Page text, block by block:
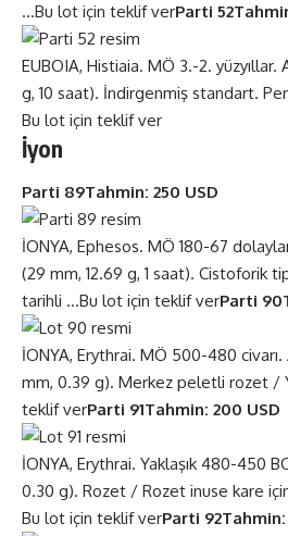
…Bu lot için teklif verParti 52
EUBOIA, Histiaia. MÖ 3.-2. yüzyıllar.
g, 10 saat). İndirgenmiş standart.
Bu lot için teklif ver
İyon
Parti 89Tahmin: 250 USD
İONYA, Ephesos. MÖ 180-67
(29 mm, 12.69 g, 1 saat). Cistoforik
tarihli …Bu lot için teklif verParti 90
İONYA, Erythrai. MÖ 500-480
mm, 0.39 g). Merkez peletli rozet /
teklif verParti 91Tahmin: 200 USD
İONYA, Erythrai. Yaklaşık 480-450
0.30 g). Rozet / Rozet inuse kare
Bu lot için teklif verParti 92Tahmin: